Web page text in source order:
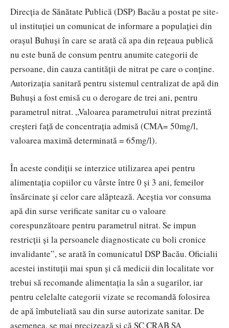
Direcţia de Sănătate Publică (DSP) Bacău a postat pe site-
ul instituţiei un comunicat de informare a populaţiei din
oraşul Buhuşi în care se arată că apa din reţeaua publică
nu este bună de consum pentru anumite categorii de
persoane, din cauza cantităţii de nitrat pe care o conţine.
Autorizaţia sanitară pentru sistemul centralizat de apă din
Buhuşi a fost emisă cu o derogare de trei ani, pentru
parametrul nitrat. „Valoarea parametrului nitrat prezintă
creşteri faţă de concentraţia admisă (CMA= 50mg/l,
valoarea maximă determinată = 65mg/l).
În aceste condiţii se interzice utilizarea apei pentru
alimentaţia copiilor cu vârste între 0 şi 3 ani, femeilor
însărcinate şi celor care alăptează. Aceştia vor consuma
apă din surse verificate sanitar cu o valoare
corespunzătoare pentru parametrul nitrat. Se impun
restricţii şi la persoanele diagnosticate cu boli cronice
invalidante”, se arată în comunicatul DSP Bacău. Oficialii
acestei instituţii mai spun şi că medicii din localitate vor
trebui să recomande alimentaţia la sân a sugarilor, iar
pentru celelalte categorii vizate se recomandă folosirea
de apă îmbuteliată sau din surse autorizate sanitar. De
asemenea, se mai precizează şi că SC CRAB SA